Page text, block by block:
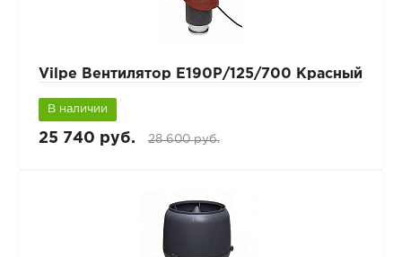
Vilpe Вентилятор Е190Р/125/700 Красный
В наличии
25 740 руб. 28 600 руб.